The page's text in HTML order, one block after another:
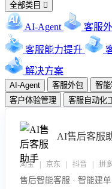
全部类目 
AI-Agent 客服
客服能力提升
解决方案
AI-Agent 客服外包 智
客户体验管理
客服自动化
AI售后客服
淘宝 | 京东 | 抖音 | 拼